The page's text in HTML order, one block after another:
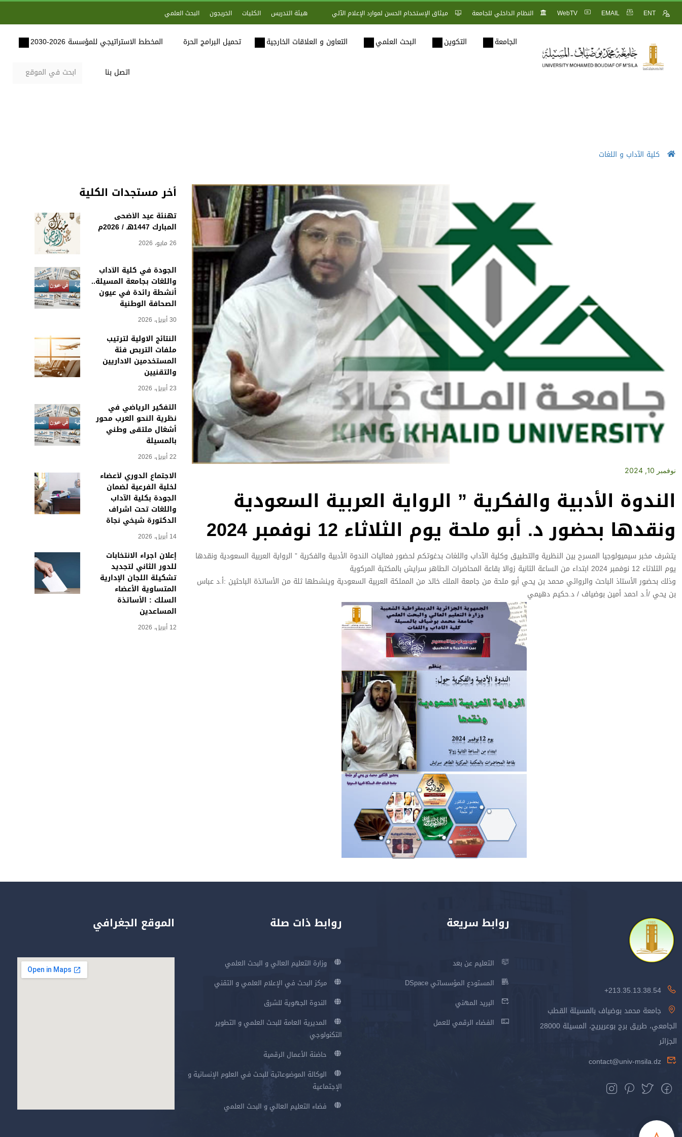
ENT
EMAIL
WebTV النظام الداخلي للجامعة ميثاق الإستخدام الحسن لموارد الإعلام الآلي هيئة التدريس الكليات الخريجون البحث العلمي
الجامعة التكوين البحث العلمي التعاون و العلاقات الخارجية تحميل البرامج الحرة المخطط الاستراتيجي للمؤسسة 2026-2030
اتصل بنا
كلية الآداب و اللغات
أخر مستجدات الكلية
تهنئة عيد الأضحى
المبارك 1447هـ / 2026م
26 مايو، 2026
الجودة في كلية الآداب
واللغات بجامعة المسيلة..
أنشطة رائدة في عيون
الصحافة الوطنية
30 أبريل، 2026
النتائج الاولية لترتيب
ملفات التربص فئة
المستخدمين الاداريين
والتقنيين
23 أبريل، 2026
التفكير الرياضي في
نظرية النحو العرب محور
أشغال ملتقى وطني
بالمسيلة
22 أبريل، 2026
الاجتماع الدوري لأعضاء
لخلية الفرعية لضمان
الجودة بكلية الآداب
واللغات تحت اشراف
الدكتورة شيخي نجاة
14 أبريل، 2026
إعلان اجراء الانتخابات
للدور الثاني لتجديد
تشكيلة اللجان الإدارية
المتساوية الأعضاء
السلك : الأساتذة
المساعدين
12 أبريل، 2026
نوفمبر 10, 2024
الندوة الأدبية والفكرية ” الرواية العربية السعودية
ونقدها بحضور د. أبو ملحة يوم الثلاثاء 12 نوفمبر 2024
يتشرف مخبر سيميولوجيا المسرح بين النظرية والتطبيق وكلية الآداب واللغات بدغوتكم لحضور فعاليات الندوة الأدبية والفكرية ” الرواية العربية السعودية ونقدها
يوم الثلاثاء 12 نوفمبر 2024 ابتداء من الساعة الثانية زوالا بقاعة المحاضرات الطاهر سرايش بالمكتبة المركوية
وذلك بحضور الأستاذ الباحث والروائي محمد بن يحي أبو ملحة من جامعة الملك خالد من المملكة العربية السعودية وينشطها ثلة من الأساتذة الباحثين :أ.د عباس
بن يحي /أ.د احمد أمين بوضياف / د.حكيم دهيمي
213.35.13.38.54+
جامعة محمد بوضياف بالمسيلة القطب
الجامعي، طريق برج بوعريريج، المسيلة 28000
الجزائر
contact@univ-msila.dz
روابط سريعة
التعليم عن بعد
المستودع المؤسساتي DSpace
البريد المهني
الفضاء الرقمي للعمل
روابط ذات صلة
وزارة التعليم العالي و البحث العلمي
مركز البحث في الإعلام العلمي و التقني
الندوة الجهوية للشرق
المديرية العامة للبحث العلمي و التطوير
التكنولوجي
حاضنة الأعمال الرقمية
الوكالة الموضوعاتية للبحث في العلوم الإنسانية و
الإجتماعية
فضاء التعليم العالي و البحث العلمي
الموقع الجغرافي